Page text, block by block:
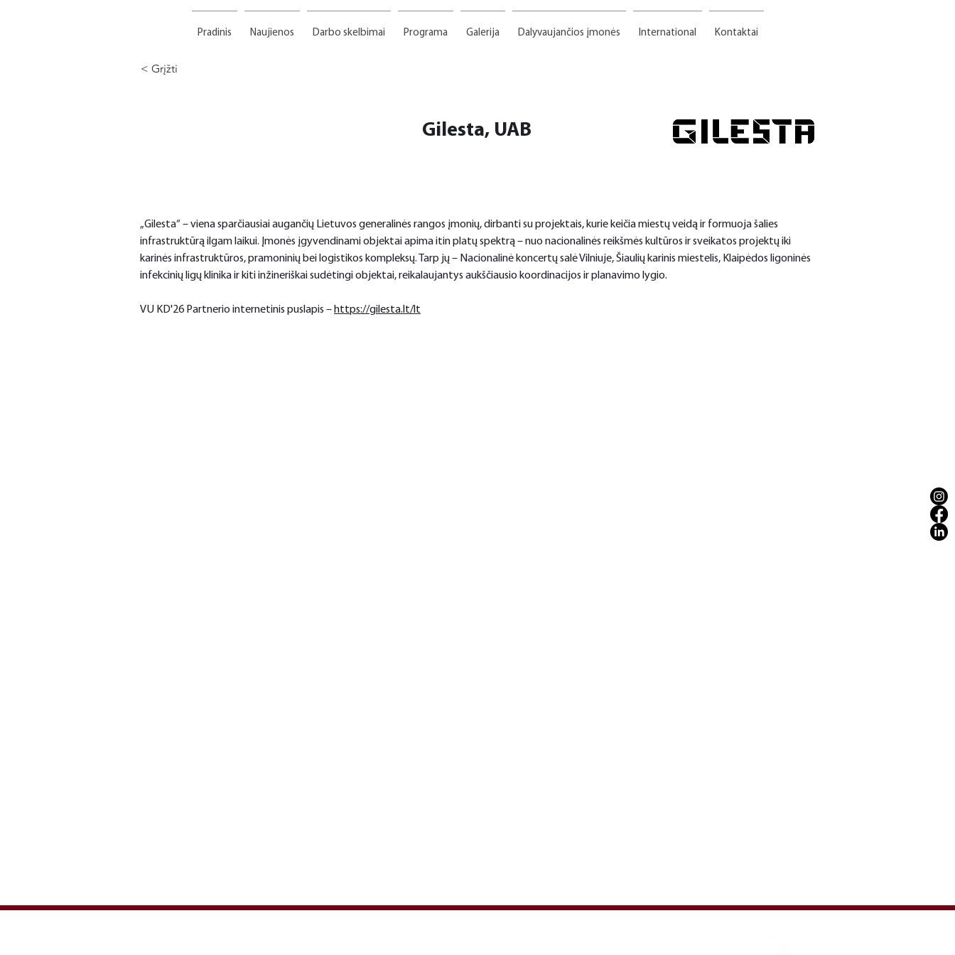
Pradinis Naujienos Darbo skelbimai Programa Galerija Dalyvaujančios įmonės International Kontaktai
< Grįžti
Gilesta, UAB
„Gilesta“ – viena sparčiausiai augančių Lietuvos generalinės rangos įmonių, dirbanti su projektais, kurie keičia miestų veidą ir formuoja šalies
infrastruktūrą ilgam laikui. Įmonės įgyvendinami objektai apima itin platų spektrą – nuo nacionalinės reikšmės kultūros ir sveikatos projektų iki
karinės infrastruktūros, pramoninių bei logistikos kompleksų. Tarp jų – Nacionalinė koncertų salė Vilniuje, Šiaulių karinis miestelis, Klaipėdos ligoninės
infekcinių ligų klinika ir kiti inžineriškai sudėtingi objektai, reikalaujantys aukščiausio koordinacijos ir planavimo lygio.
VU KD'26 Partnerio internetinis puslapis – https://gilesta.lt/lt